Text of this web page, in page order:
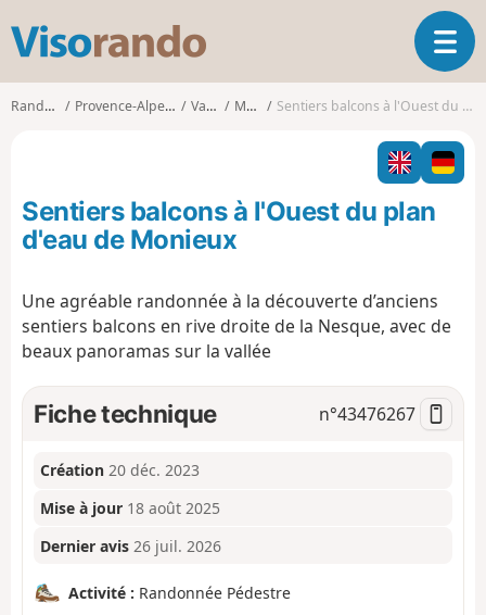
s
o
O
u
v
i
r
l
g
i
Randonnées Provence-Alpes-Côte d'Azur Vaucluse Monieux Sentiers balcons à l'Ouest du plan d'eau de Monieux
Sentiers balcons à l'Ouest du plan
d'eau de Monieux
Une agréable randonnée à la découverte d’anciens
sentiers balcons en rive droite de la Nesque, avec de
beaux panoramas sur la vallée
Fiche technique n°43476267
Création 20 déc. 2023
Mise à jour 18 août 2025
Dernier avis 26 juil. 2026
Activité : Randonnée Pédestre